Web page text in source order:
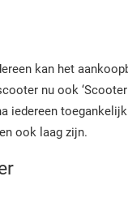
kan het
nu ook ‘Scooter
iedereen
ook laag zijn.